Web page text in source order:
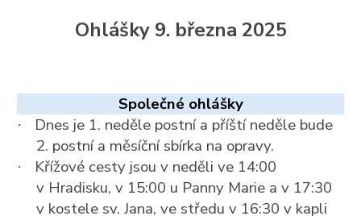
Ohlášky 9. března 2025
Společné ohlášky
·
Dnes je 1. neděle postní a příští neděle bude
2. postní a měsíční sbírka na opravy.
·
Křížové cesty jsou v neděli ve 14:00
v Hradisku, v 15:00 u Panny Marie a v 17:30
v kostele sv. Jana, ve středu v 16:30 v kapli